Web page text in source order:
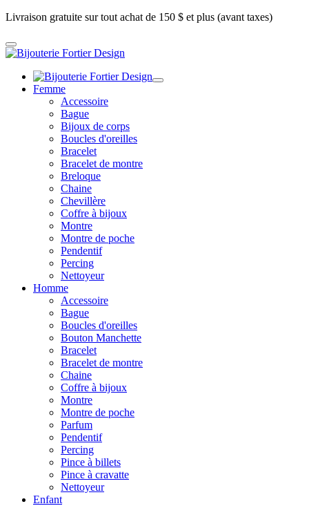
Livraison gratuite sur tout achat de 150 $ et plus (avant taxes)
Femme
Accessoire
Bague
Bijoux de corps
Boucles d'oreilles
Bracelet
Bracelet de montre
Breloque
Chaine
Chevillère
Coffre à bijoux
Montre
Montre de poche
Pendentif
Percing
Nettoyeur
Homme
Accessoire
Bague
Boucles d'oreilles
Bouton Manchette
Bracelet
Bracelet de montre
Chaine
Coffre à bijoux
Montre
Montre de poche
Parfum
Pendentif
Percing
Pince à billets
Pince à cravatte
Nettoyeur
Enfant